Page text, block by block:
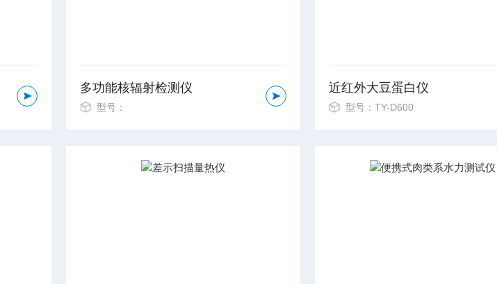
多功能核辐射检测仪
型号：
近红外大豆蛋白仪
型号：TY-D600